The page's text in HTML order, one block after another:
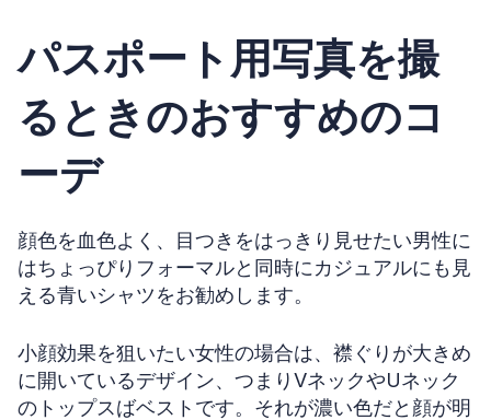
パスポート用写真を撮
るときのおすすめのコ
ーデ
顔色を血色よく、目つきをはっきり見せたい男性に
はちょっぴりフォーマルと同時にカジュアルにも見
える青いシャツをお勧めします。
小顔効果を狙いたい女性の場合は、襟ぐりが大きめ
に開いているデザイン、つまりVネックやUネック
のトップスばベストです。それが濃い色だと顔が明